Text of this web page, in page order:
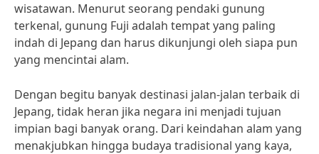
wisatawan. Menurut seorang pendaki gunung
terkenal, gunung Fuji adalah tempat yang paling
indah di Jepang dan harus dikunjungi oleh siapa pun
yang mencintai alam.
Dengan begitu banyak destinasi jalan-jalan terbaik di
Jepang, tidak heran jika negara ini menjadi tujuan
impian bagi banyak orang. Dari keindahan alam yang
menakjubkan hingga budaya tradisional yang kaya,